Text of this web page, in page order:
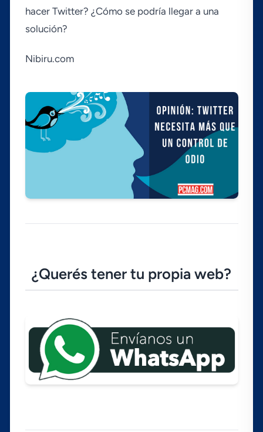
hacer Twitter? ¿Cómo se podrí­a llegar a una
solución?
Nibiru.com
¿Querés tener tu propia web?